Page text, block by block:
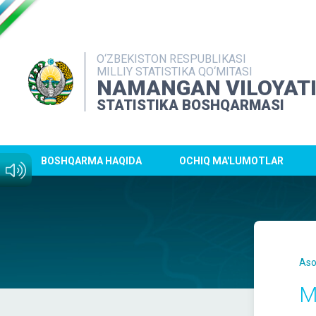
O‘ZBEKISTON RESPUBLIKASI
MILLIY STATISTIKA QO‘MITASI
NAMANGAN VILOYATI
STATISTIKA BOSHQARMASI
BOSHQARMA HAQIDA OCHIQ MA'LUMOTLAR